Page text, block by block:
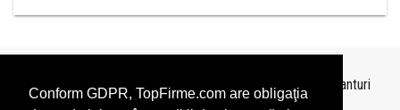
Conform GDPR, TopFirme.com are obligaţia
Topurile sunt realizate deTopFirme
pe baza ultimelor bilanturi
depuse si au scop informativ.